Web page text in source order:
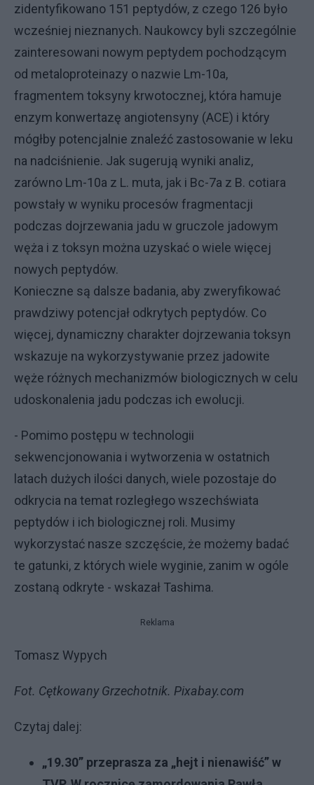
zidentyfikowano 151 peptydów, z czego 126 było
wcześniej nieznanych. Naukowcy byli szczególnie
zainteresowani nowym peptydem pochodzącym
od metaloproteinazy o nazwie Lm-10a,
fragmentem toksyny krwotocznej, która hamuje
enzym konwertazę angiotensyny (ACE) i który
mógłby potencjalnie znaleźć zastosowanie w leku
na nadciśnienie. Jak sugerują wyniki analiz,
zarówno Lm-10a z L. muta, jak i Bc-7a z B. cotiara
powstały w wyniku procesów fragmentacji
podczas dojrzewania jadu w gruczole jadowym
węża i z toksyn można uzyskać o wiele więcej
nowych peptydów.
Konieczne są dalsze badania, aby zweryfikować
prawdziwy potencjał odkrytych peptydów. Co
więcej, dynamiczny charakter dojrzewania toksyn
wskazuje na wykorzystywanie przez jadowite
węże różnych mechanizmów biologicznych w celu
udoskonalenia jadu podczas ich ewolucji.
- Pomimo postępu w technologii
sekwencjonowania i wytworzenia w ostatnich
latach dużych ilości danych, wiele pozostaje do
odkrycia na temat rozległego wszechświata
peptydów i ich biologicznej roli. Musimy
wykorzystać nasze szczęście, że możemy badać
te gatunki, z których wiele wyginie, zanim w ogóle
zostaną odkryte - wskazał Tashima.
Reklama
Tomasz Wypych
Fot. Cętkowany Grzechotnik. Pixabay.com
Czytaj dalej:
„19.30” przeprasza za „hejt i nienawiść” w